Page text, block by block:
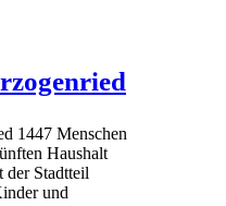
1447 Menschen
Haushalt
der Stadtteil
und